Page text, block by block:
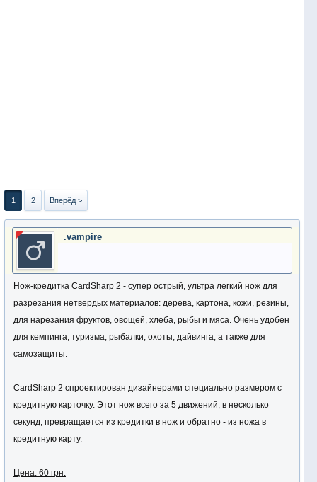
1 2 Вперёд >
.vampire
Нож-кредитка CardSharp 2 - супер острый, ультра легкий нож для
разрезания нетвердых материалов: дерева, картона, кожи, резины,
для нарезания фруктов, овощей, хлеба, рыбы и мяса. Очень удобен
для кемпинга, туризма, рыбалки, охоты, дайвинга, а также для
самозащиты.
CardSharp 2 спроектирован дизайнерами специально размером с
кредитную карточку. Этот нож всего за 5 движений, в несколько
секунд, превращается из кредитки в нож и обратно - из ножа в
кредитную карту.
Цена: 60 грн.